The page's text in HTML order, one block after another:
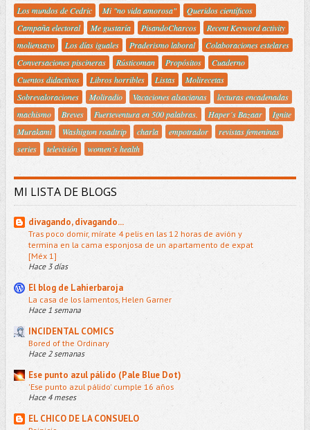
Los mundos de Cedric
Mi "no vida amorosa"
Queridos científicos
Campaña electoral
Me gustaría PisandoCharcos
Recent Keyword activity
moliensayo
Los días iguales Praderismo laboral
Colaboraciones estelares
Conversaciones piscineras
Rústicoman Propósitos
Cuaderno
Cuentos didactivos
Libros horribles Listas
Molirecetas
Sobrevaloraciones
Moliradio Vacaciones alsacianas
lecturas encadenadas
machismo
Breves Fuerteventura en 500 palabras. Haper´s Bazaar
Ignite
Murakami
Washigton roadtrip charla empotrador
revistas femeninas
series
televisión women´s health
MI LISTA DE BLOGS
divagando, divagando...
Tras poco domir, mírate 4 pelis en las 12 horas de avión y
termina en la cama esponjosa de un apartamento de expat
[Méx 1]
Hace 3 días
El blog de Lahierbaroja
La casa de los lamentos, Helen Garner
Hace 1 semana
INCIDENTAL COMICS
Bored of the Ordinary
Hace 2 semanas
Ese punto azul pálido (Pale Blue Dot)
'Ese punto azul pálido' cumple 16 años
Hace 4 meses
EL CHICO DE LA CONSUELO